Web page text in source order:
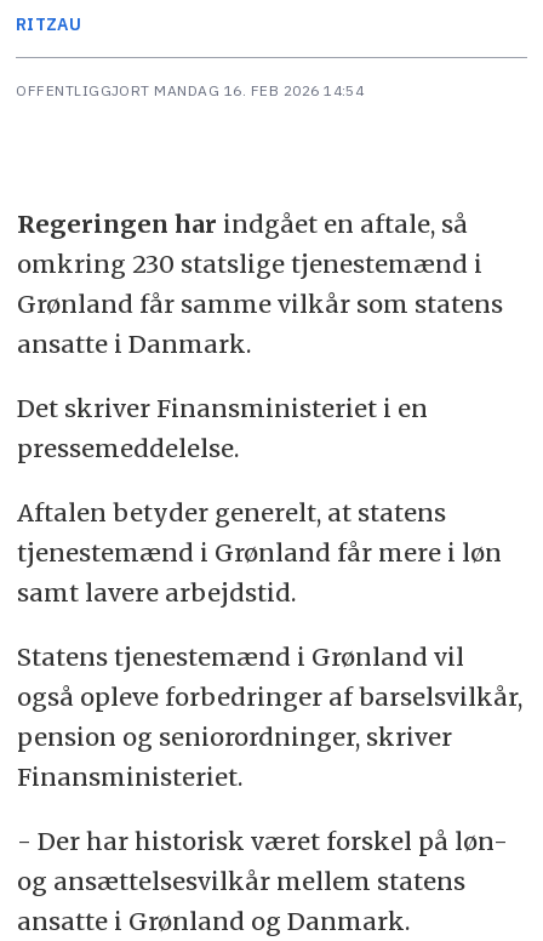
RITZAU
OFFENTLIGGJORT MANDAG 16. FEB 2026 14:54
Regeringen har indgået en aftale, så
omkring 230 statslige tjenestemænd i
Grønland får samme vilkår som statens
ansatte i Danmark.
Det skriver Finansministeriet i en
pressemeddelelse.
Aftalen betyder generelt, at statens
tjenestemænd i Grønland får mere i løn
samt lavere arbejdstid.
Statens tjenestemænd i Grønland vil
også opleve forbedringer af barselsvilkår,
pension og seniorordninger, skriver
Finansministeriet.
- Der har historisk været forskel på løn-
og ansættelsesvilkår mellem statens
ansatte i Grønland og Danmark.